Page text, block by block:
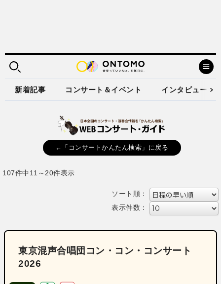
新着記事 コンサート＆イベント インタビュー
←「コンサートかんたん検索」に戻る
107件中11～20件表示
ソート順：
表示件数：
東京混声合唱団コン・コン・コンサート
2026